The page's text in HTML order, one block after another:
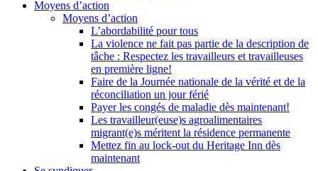
Moyens d’action
Moyens d’action
L’abordabilité pour tous
La violence ne fait pas partie de la description de
tâche : Respectez les travailleurs et travailleuses
en première ligne!
Faire de la Journée nationale de la vérité et de la
réconciliation un jour férié
Payer les congés de maladie dès maintenant!
Les travailleur(euse)s agroalimentaires
migrant(e)s méritent la résidence permanente
Mettez fin au lock-out du Heritage Inn dès
maintenant